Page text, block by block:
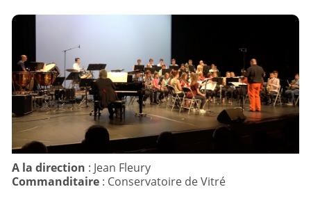
A la direction
Commanditaire : Conservatoire de Vitré